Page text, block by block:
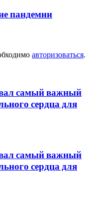
пандемии
авторизоваться.
самый важный
сердца для
самый важный
сердца для